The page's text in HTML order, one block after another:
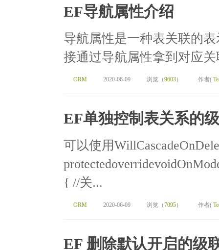
EF导航属性介绍
导航属性是一种表关联的
接通过导航属性拿到对应
ORM 2020-06-09 浏览（9603） 作者(
EF单独控制表关系的
可以使用
{ //关...
ORM 2020-06-09 浏览（7095） 作者(
EF 删除默认开启的级